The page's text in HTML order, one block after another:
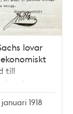
lovar
till
barn-
januari 1918